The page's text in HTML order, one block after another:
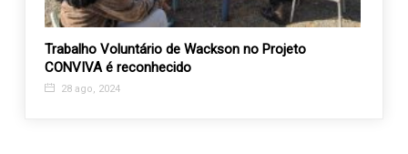
Trabalho Voluntário de Wackson no Projeto
CONVIVA é reconhecido
28 ago, 2024